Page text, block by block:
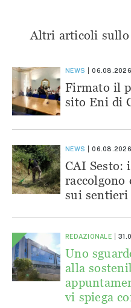
Altri articoli sullo
NEWS 06.08.2026
Firmato il
sito Eni di
NEWS 06.08.2026
CAI Sesto:
sui sentieri
REDAZIONALE
Uno
alla
vi spiega